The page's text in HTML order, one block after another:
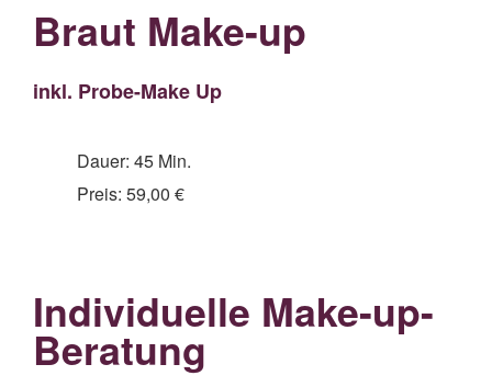
Braut Make-up
inkl. Probe-Make Up
Dauer: 45 Min.
Preis: 59,00 €
Individuelle Make-up-
Beratung